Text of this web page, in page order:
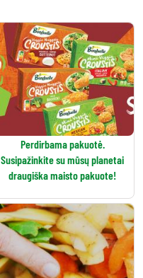
Perdirbama pakuotė.
Susipažinkite su mūsų planetai
draugiška maisto pakuote!